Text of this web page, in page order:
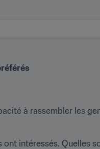
à rassembler les
ont intéressés. Quelles